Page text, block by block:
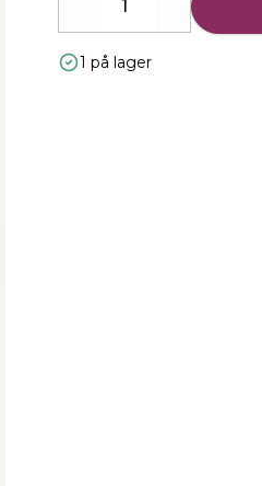
Decrease Increase
1 på lager